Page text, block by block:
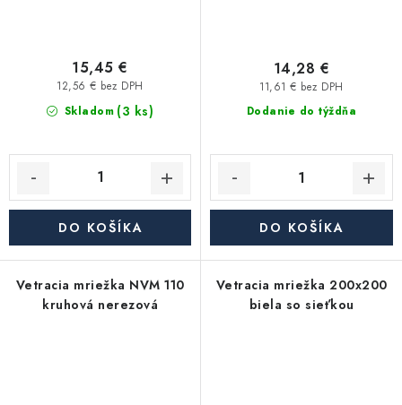
Skladom (3 ks)
12,56 € bez DPH
15,45 €
DO KOŠÍKA
Dodanie do týždňa
11,61 € bez DPH
14,28 €
DO KOŠÍKA
Vetracia mriežka NVM 110
kruhová nerezová
Vetracia mriežka 200x200
biela so sieťkou